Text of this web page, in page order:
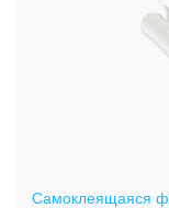
Самоклеящаяся